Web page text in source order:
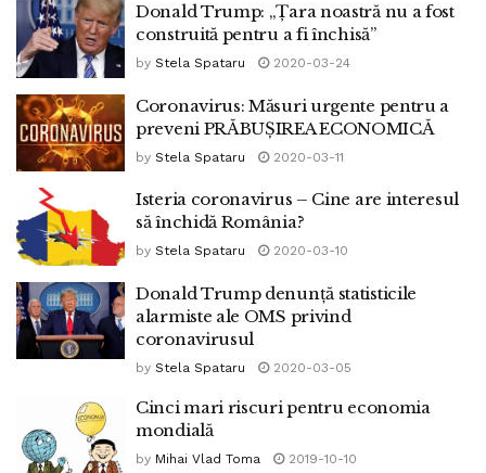
Donald Trump: „Ţara noastră nu a fost
construită pentru a fi închisă”
by Stela Spataru 2020-03-24
Coronavirus: Măsuri urgente pentru a
preveni PRĂBUȘIREA ECONOMICĂ
by Stela Spataru 2020-03-11
Isteria coronavirus – Cine are interesul
să închidă România?
by Stela Spataru 2020-03-10
Donald Trump denunță statisticile
alarmiste ale OMS privind
coronavirusul
by Stela Spataru 2020-03-05
Cinci mari riscuri pentru economia
mondială
by Mihai Vlad Toma 2019-10-10